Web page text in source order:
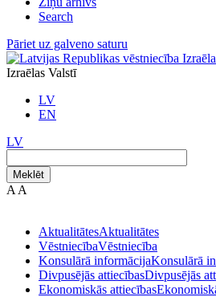
Search
Pāriet uz galveno saturu
Izraēlas Valstī
LV
EN
LV
Meklēt
A A
AktualitātesAktualitātes
VēstniecībaVēstniecība
Konsulārā informācijaKonsulārā
Divpusējās attiecībasDivpusējās
Ekonomiskās attiecības